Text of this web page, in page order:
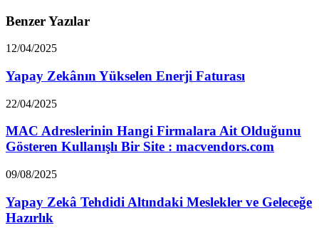
Benzer Yazılar
12/04/2025
Yapay Zekânın Yükselen Enerji Faturası
22/04/2025
MAC Adreslerinin Hangi Firmalara Ait Olduğunu
Gösteren Kullanışlı Bir Site : macvendors.com
09/08/2025
Yapay Zekâ Tehdidi Altındaki Meslekler ve Geleceğe
Hazırlık